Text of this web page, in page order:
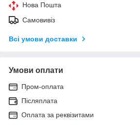
Нова Пошта
Самовивіз
Всі умови доставки
Умови оплати
Пром-оплата
Післяплата
Оплата за реквізитами